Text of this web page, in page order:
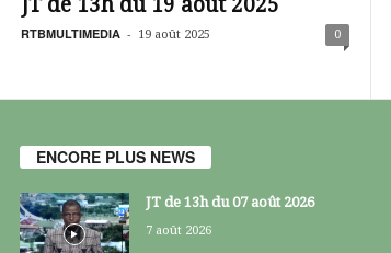
RTBMULTIMEDIA - 19 août 2025 0
ENCORE PLUS NEWS
JT de 13h du 07 août 2026
7 août 2026